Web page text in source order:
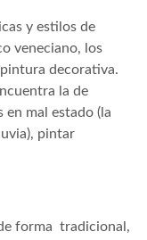
y estilos de
veneciano, los
decorativa.
la de
en mal estado (la
pintar
forma tradicional,